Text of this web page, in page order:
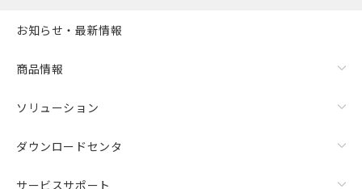
お知らせ・最新情報
商品情報
ソリューション
ダウンロードセンタ
サービスサポート